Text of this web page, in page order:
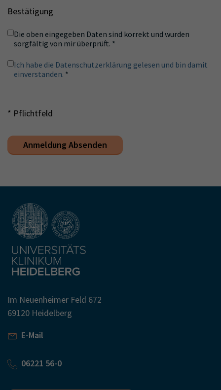
Bestätigung
Die oben eingegeben Daten sind korrekt und wurden
sorgfältig von mir überprüft. *
Ich habe die Datenschutzerklärung gelesen und bin damit
einverstanden. *
* Pflichtfeld
Anmeldung Absenden
Im Neuenheimer Feld 672
69120 Heidelberg
E-Mail
06221 56-0